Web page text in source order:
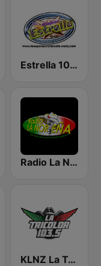
Estrella 100 Cumbia Sonidera
Radio La Nortena
KLNZ La Tricolor 103.5 FM